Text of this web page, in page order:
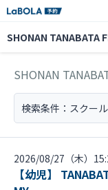
SHONAN TANABATA
SHONAN
検索条件： スクール
2026/08/27（木）
【幼児】